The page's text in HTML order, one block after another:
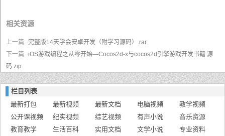
相关资源
上一篇: 完整版14天学会安卓开发（附学习源码）.rar
下一篇: iOS游戏编程之从零开始—Cocos2d-x与cocos2d引擎游戏开发书籍 源
码.zip
栏目列表
最新打包
最新视频 最新文档 电脑视频
教学视频
公开课视频
纪实视频 综艺视频 有声小说
音乐资源
教育教学
生活百科 实用文档 文学小说 专业资料